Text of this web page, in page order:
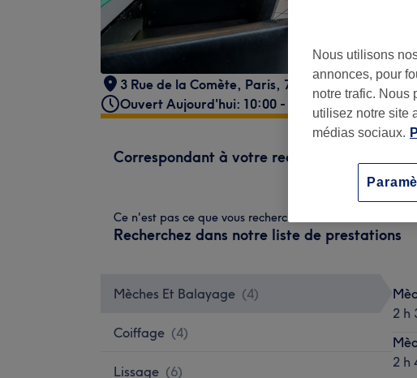
3 Rue de la Comète, Paris, 75007
Ouvert Aujourd'hui: 10:00 - 18:00
Correspondant à votre recherche
Ce n'est pas ce que vous recherchiez ?
Recherchez dans notre liste de prestations
Mèches Et Balayage (4)
Coiffage (4)
Lissage (6)
2 h
2 h
Nous utilisons
annonces, pour
notre trafic. Nous
utilisez notre site
médias sociaux.